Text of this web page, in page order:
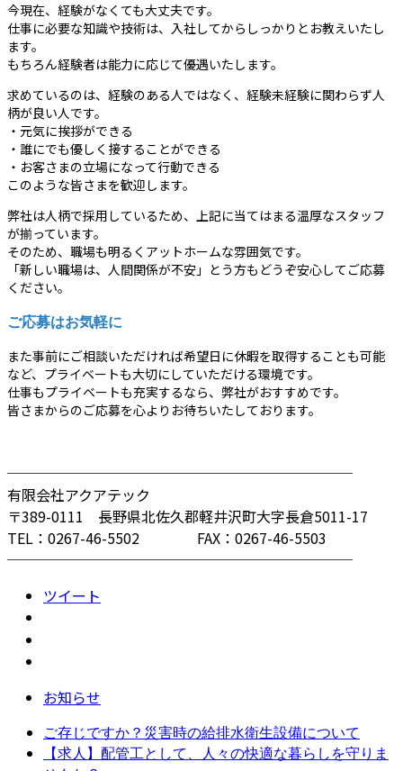
今現在、経験がなくても大丈夫です。
仕事に必要な知識や技術は、入社してからしっかりとお教えいたし
ます。
もちろん経験者は能力に応じて優遇いたします。
求めているのは、経験のある人ではなく、経験未経験に関わらず人
柄が良い人です。
・元気に挨拶ができる
・誰にでも優しく接することができる
・お客さまの立場になって行動できる
このような皆さまを歓迎します。
弊社は人柄で採用しているため、上記に当てはまる温厚なスタッフ
が揃っています。
そのため、職場も明るくアットホームな雰囲気です。
「新しい職場は、人間関係が不安」とう方もどうぞ安心してご応募
ください。
ご応募はお気軽に
また事前にご相談いただければ希望日に休暇を取得することも可能
など、プライベートも大切にしていただける環境です。
仕事もプライベートも充実するなら、弊社がおすすめです。
皆さまからのご応募を心よりお待ちいたしております。
────────────────────────
有限会社アクアテック
〒389-0111 長野県北佐久郡軽井沢町大字長倉5011-17
TEL：0267-46-5502 FAX：0267-46-5503
────────────────────────
ツイート
お知らせ
ご存じですか？災害時の給排水衛生設備について
【求人】配管工として、人々の快適な暮らしを守りま